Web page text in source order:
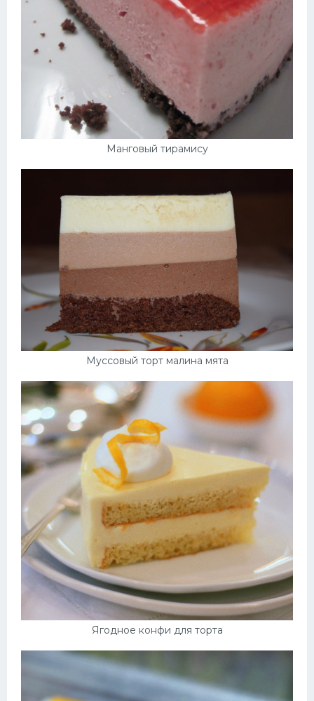
Манговый тирамису
Муссовый торт малина мята
Ягодное конфи для торта